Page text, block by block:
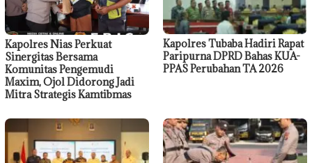
Kapolres Nias Perkuat
Sinergitas Bersama
Komunitas Pengemudi
Maxim, Ojol Didorong Jadi
Mitra Strategis Kamtibmas
Kapolres Tubaba Hadiri Rapat
Paripurna DPRD Bahas KUA-
PPAS Perubahan TA 2026